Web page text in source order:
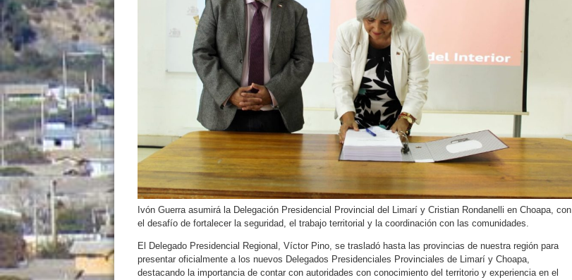
Ivón Guerra asumirá la Delegación Presidencial Provincial del Limarí y Cristian Rondanelli en Choapa, con
el desafío de fortalecer la seguridad, el trabajo territorial y la coordinación con las comunidades.
El Delegado Presidencial Regional, Víctor Pino, se trasladó hasta las provincias de nuestra región para
presentar oficialmente a los nuevos Delegados Presidenciales Provinciales de Limarí y Choapa,
destacando la importancia de contar con autoridades con conocimiento del territorio y experiencia en el